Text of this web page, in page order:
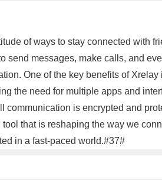
of ways to stay connected with
messages, make calls, and
One of the key benefits of Xrelay
the need for multiple apps and
communication is encrypted and
that is reshaping the way we
in a fast-paced world.#37#